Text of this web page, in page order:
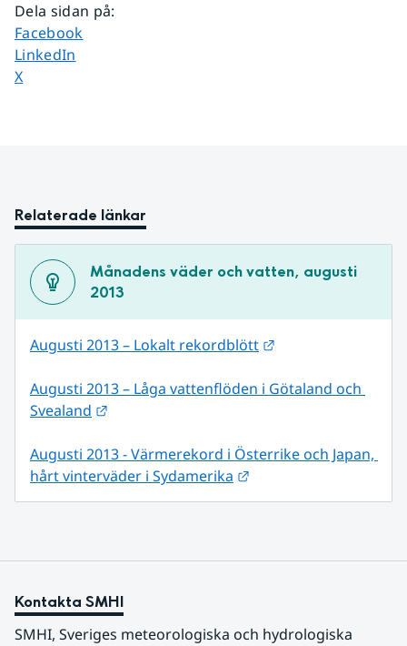
Dela sidan på:
Dela sidan på
Facebook
Dela sidan på
LinkedIn
Dela sidan på
X
Relaterade länkar
Månadens väder och vatten, augusti
2013
Augusti 2013 – Lokalt rekordblött
Augusti 2013 – Låga vattenflöden i Götaland och
Svealand
Augusti 2013 - Värmerekord i Österrike och Japan,
hårt vinterväder i Sydamerika
Kontakta SMHI
SMHI, Sveriges meteorologiska och hydrologiska